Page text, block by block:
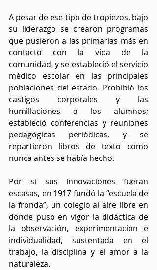
A pesar de ese tipo de tropiezos, bajo
su liderazgo se crearon programas
que pusieron a las primarias más en
contacto con la vida de la
comunidad, y se estableció el servicio
médico escolar en las principales
poblaciones del estado. Prohibió los
castigos corporales y las
humillaciones a los alumnos;
estableció conferencias y reuniones
pedagógicas periódicas, y se
repartieron libros de texto como
nunca antes se había hecho.
Por si sus innovaciones fueran
escasas, en 1917 fundó la “escuela de
la fronda”, un colegio al aire libre en
donde puso en vigor la didáctica de
la observación, experimentación e
individualidad, sustentada en el
trabajo, la disciplina y el amor a la
naturaleza.